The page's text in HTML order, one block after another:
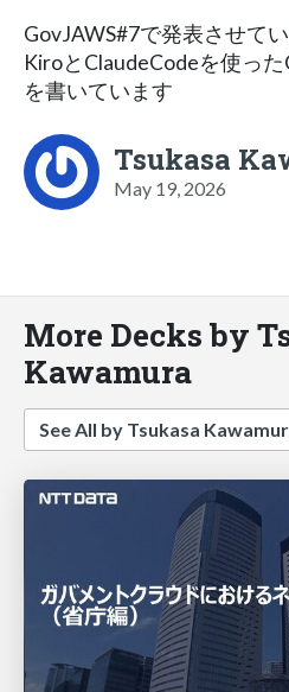
GovJAWS#7で発表させて
KiroとClaudeCodeを使っ
を書いています
Tsukasa
May 19, 2026
More Decks by
Kawamura
See All by Tsukasa